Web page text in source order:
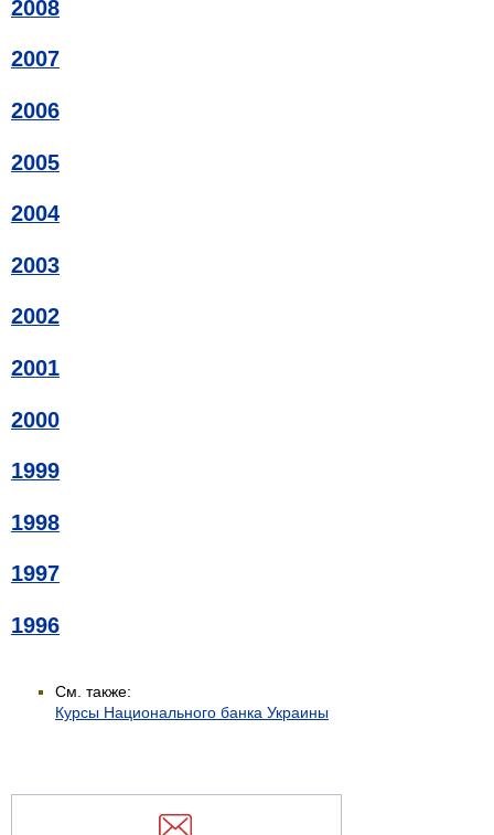
2008
2007
2006
2005
2004
2003
2002
2001
2000
1999
1998
1997
1996
См. также:
Курсы Национального банка Украины